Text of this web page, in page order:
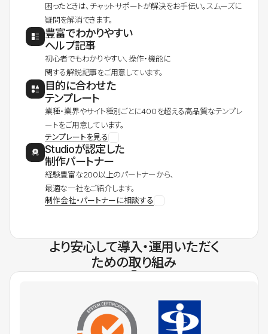
困ったときは、チャットサポートが解決をお手伝い。スムーズに
疑問を解消できます。
豊富でわかりやすい
ヘルプ記事
初心者でもわかりやすい、操作・機能に
関する解説記事をご用意しています。
目的に合わせた
テンプレート
業種・業界やサイト種別ごとに400を超える高品質なテンプレ
ートをご用意しています。
テンプレートを見る
Studioが認定した
制作パートナー
経験豊富な200以上のパートナーから、
最適な一社をご紹介します。
制作会社・パートナーに相談する
より安心して導入・運用いただく
ための取り組み